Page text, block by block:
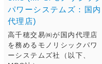
パワーシステムズ：国内
代理店)
高千穂交易㈱が国内代理店
を務めるモノリシックパワ
ーシステムズ社（以下、